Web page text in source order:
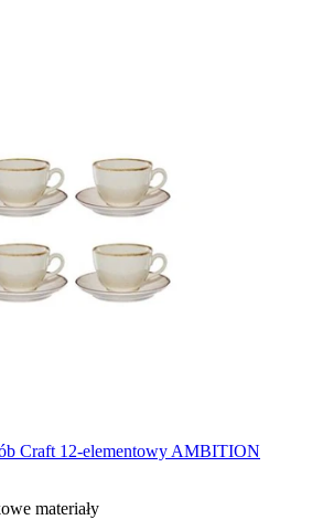
Craft 12-elementowy AMBITION
materiały